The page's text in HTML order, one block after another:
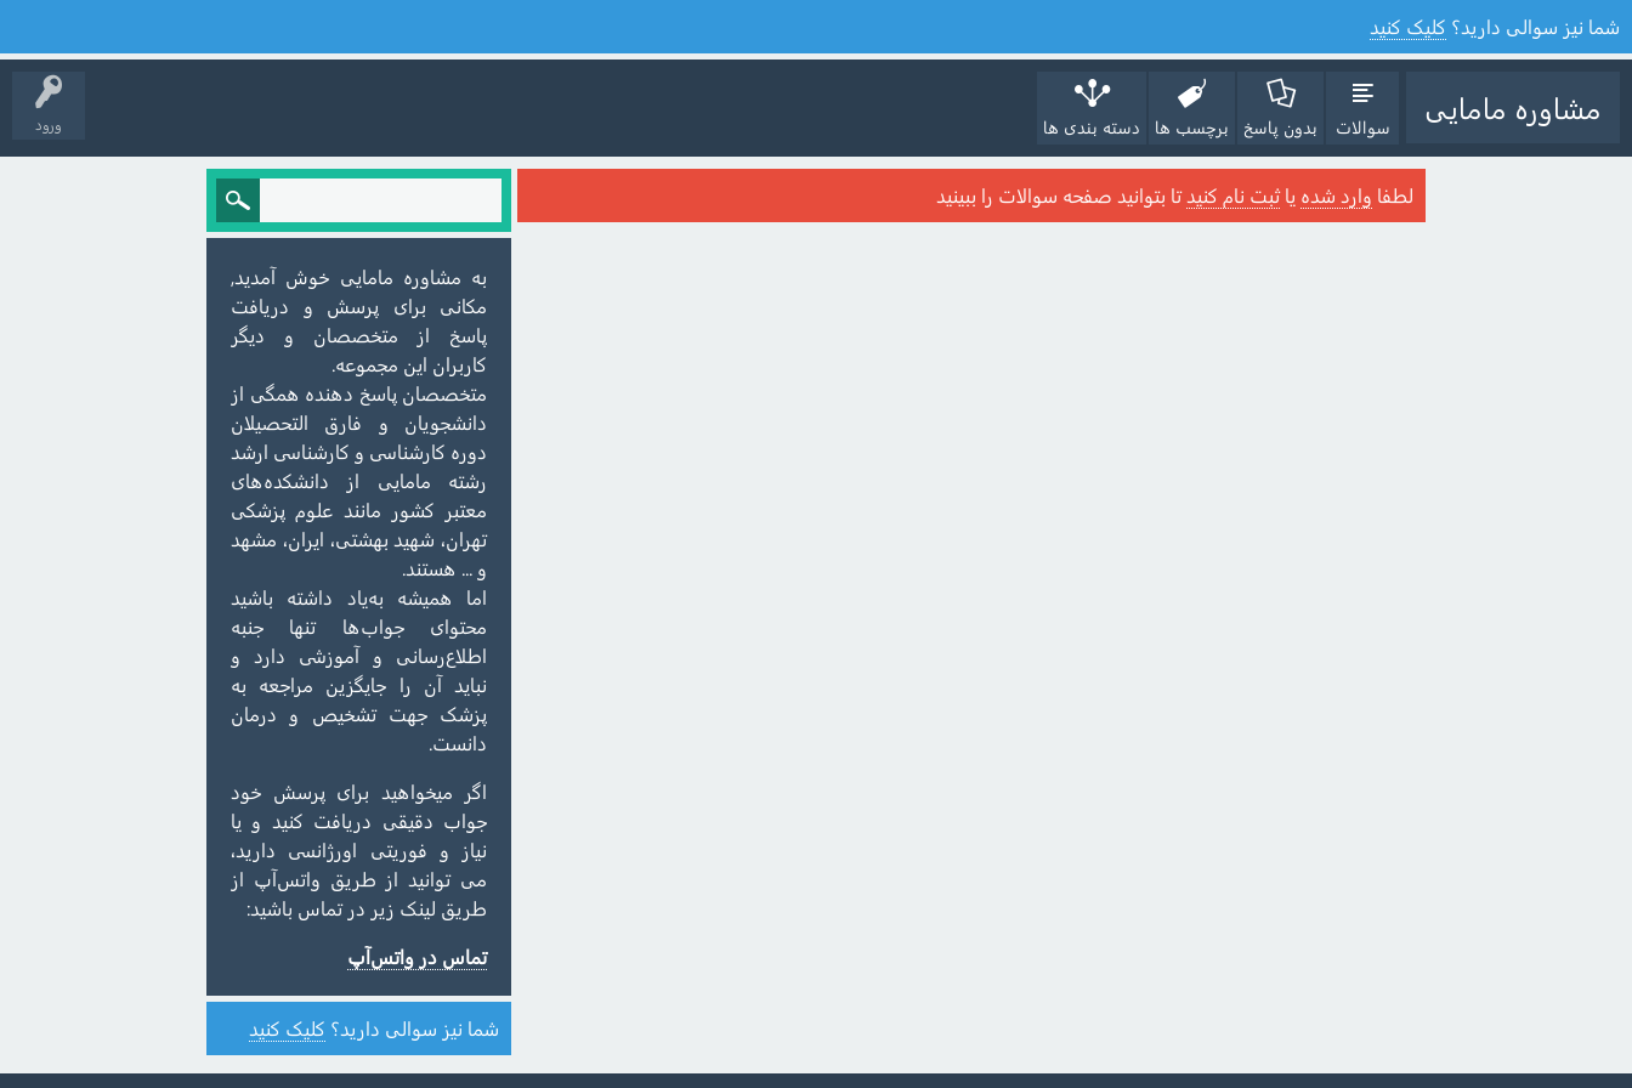
شما نیز سوالی دارید؟ کلیک کنید
ورود مشاوره مامایی
سوالات بدون پاسخ برچسب ها دسته بندی ها
لطفا وارد شده یاثبت نام کنیدتا بتوانید صفحه سوالات را ببینید
به مشاوره مامایی خوش آمدید,
مکانی برای پرسش و دریافت
پاسخ از متخصصان و دیگر
کاربران این مجموعه.
متخصصان پاسخ دهنده همگی از
دانشجویان و فارق التحصیلان
دوره کارشناسی و کارشناسی ارشد
رشته مامایی از دانشکده‌های
معتبر کشور مانند علوم پزشکی
تهران، شهید بهشتی، ایران، مشهد
و ... هستند.
اما همیشه به‌یاد داشته باشید
محتوای جواب‌ها تنها جنبه
اطلاع‌رسانی و آموزشی دارد و
نباید آن را جایگزین مراجعه به
پزشک جهت تشخیص و درمان
دانست.
اگر میخواهید برای پرسش خود
جواب دقیقی دریافت کنید و یا
نیاز و فوریتی اورژانسی دارید،
می توانید از طریق واتس‌آپ از
طریق لینک زیر در تماس باشید:
تماس در واتس‌آپ
شما نیز سوالی دارید؟ کلیک کنید